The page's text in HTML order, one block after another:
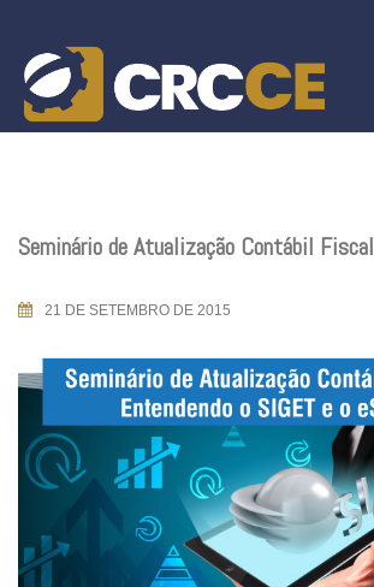
content
Seminário de Atualização Contábil Fiscal
21 DE SETEMBRO DE 2015